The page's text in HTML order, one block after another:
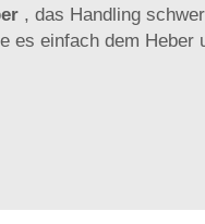
, das Handling
es einfach dem